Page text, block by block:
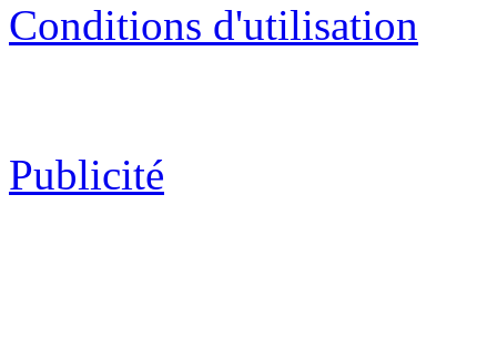
Conditions d'utilisation
Publicité